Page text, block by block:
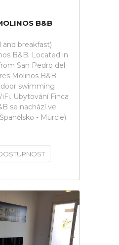
B&B
and breakfast)
B&B. Located in
San Pedro del
Molinos B&B
swimming
Ubytování Finca
se nachází ve
- Murcie).